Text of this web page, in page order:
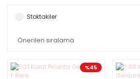
Stoktakiler
%45